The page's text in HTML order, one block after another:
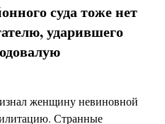
суда тоже нет
ударившего
женщину невиновной
Странные